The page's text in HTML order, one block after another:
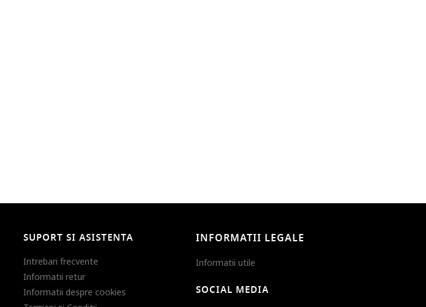
SUPORT SI ASISTENTA
Intrebari frecvente
Informatii retur
Informatii despre cookies
INFORMATII LEGALE
Informatii utile
SOCIAL MEDIA